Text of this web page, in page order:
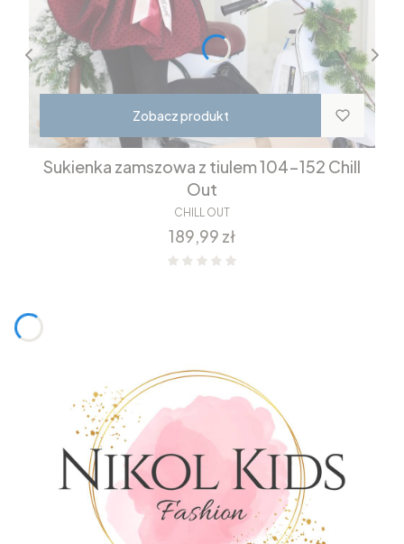
Zobacz produkt
Sukienka zamszowa z tiulem 104-152 Chill
Out
CHILL OUT
Cena
189,99 zł